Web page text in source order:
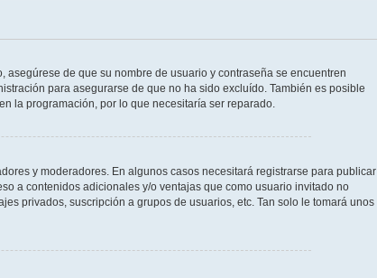
asegúrese de que su nombre de usuario y contraseña se encuentren
para asegurarse de que no ha sido excluído. También es posible
la programación, por lo que necesitaría ser reparado.
y moderadores. En algunos casos necesitará registrarse para publicar
a contenidos adicionales y/o ventajas que como usuario invitado no
privados, suscripción a grupos de usuarios, etc. Tan solo le tomará unos